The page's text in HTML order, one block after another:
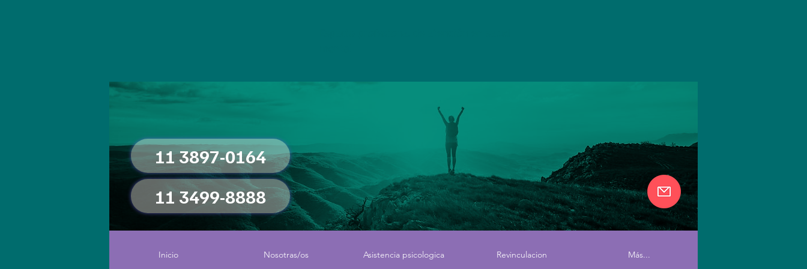
Inicio Nosotras/os Asistencia psicologica Revinculacion Más...
11 3499-8888
11 3897-0164